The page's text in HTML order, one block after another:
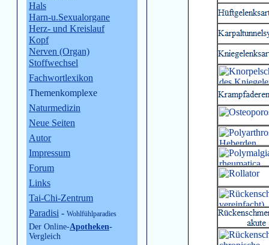
Hals
Harn-u.Sexualorgane
Herz- und Kreislauf
Kopf
Nerven (Organ)
Stoffwechsel
Fachwortlexikon
Themenkomplexe
Naturmedizin
Neue Seiten
Autor
Impressum
Forum
Links
Tai-Chi-Zentrum
Paradisi - Wohlfühlparadies
Der Online-Apotheken-
Vergleich